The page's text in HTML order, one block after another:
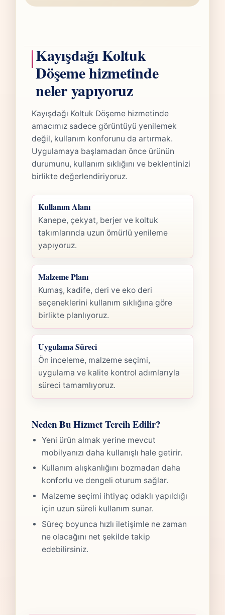
Kayışdağı Koltuk
Döşeme hizmetinde
neler yapıyoruz
Kayışdağı Koltuk Döşeme hizmetinde
amacımız sadece görüntüyü yenilemek
değil, kullanım konforunu da artırmak.
Uygulamaya başlamadan önce ürünün
durumunu, kullanım sıklığını ve beklentinizi
birlikte değerlendiriyoruz.
Kullanım Alanı
Kanepe, çekyat, berjer ve koltuk
takımlarında uzun ömürlü yenileme
yapıyoruz.
Malzeme Planı
Kumaş, kadife, deri ve eko deri
seçeneklerini kullanım sıklığına göre
birlikte planlıyoruz.
Uygulama Süreci
Ön inceleme, malzeme seçimi,
uygulama ve kalite kontrol adımlarıyla
süreci tamamlıyoruz.
Neden Bu Hizmet Tercih Edilir?
Yeni ürün almak yerine mevcut
mobilyanızı daha kullanışlı hale getirir.
Kullanım alışkanlığını bozmadan daha
konforlu ve dengeli oturum sağlar.
Malzeme seçimi ihtiyaç odaklı yapıldığı
için uzun süreli kullanım sunar.
Süreç boyunca hızlı iletişimle ne zaman
ne olacağını net şekilde takip
edebilirsiniz.